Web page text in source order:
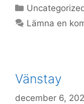
Kategorier
Lämna en
Vänstay
december 6,